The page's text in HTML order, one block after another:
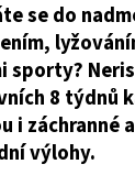
se do
sporty?
8 týdnů
záchranné
výlohy.